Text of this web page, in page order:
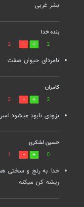
بشر غربی
بنده خدا
2
2
نامردای حیوان صفت
کامران
2
2
بزودی نابود میشود
حسین لشکری
0
1
خدا به رنج و سختی
ریشه کن میکنه